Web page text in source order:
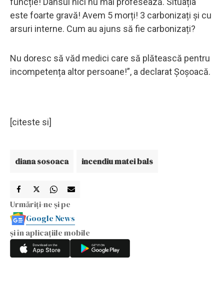
este foarte gravă! Avem 5 morți! 3 carbonizați și cu
arsuri interne. Cum au ajuns să fie carbonizați?
Nu doresc să văd medici care să plătească pentru
incompetența altor persoane!”, a declarat Șoșoacă.
[citeste si]
diana sosoaca incendiu matei bals
Urmăriți-ne și pe
Google News
și în aplicațiile mobile